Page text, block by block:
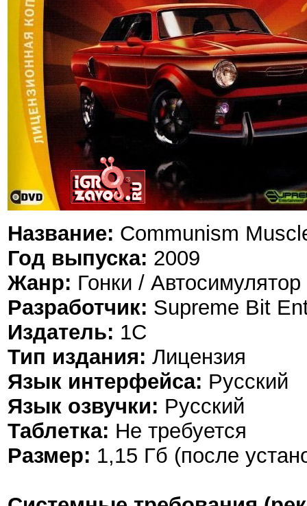
Название: Communism
Год выпуска: 2009
Жанр: Гонки /
Разработчик: Supreme Bit
Издатель: 1С
Тип издания: Лицензия
Язык интерфейса: Русский
Язык озвучки: Русский
Таблетка: Не требуется
Размер: 1,15 Гб (после